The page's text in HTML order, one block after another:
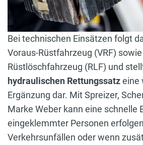
Bei technischen Einsätzen folgt
Voraus-Rüstfahrzeug (VRF) sowie
Rüstlöschfahrzeug (RLF) und
hydraulischen Rettungssatzeine
Ergänzung dar. Mit Spreizer,
Marke Weber kann eine schnelle
eingeklemmter Personen
Verkehrsunfällen oder wenn